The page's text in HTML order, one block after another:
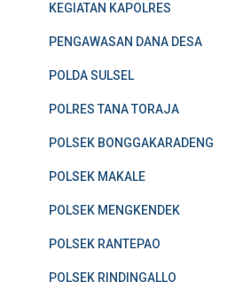
KEGIATAN KAPOLRES
PENGAWASAN DANA DESA
POLDA SULSEL
POLRES TANA TORAJA
POLSEK BONGGAKARADENG
POLSEK MAKALE
POLSEK MENGKENDEK
POLSEK RANTEPAO
POLSEK RINDINGALLO